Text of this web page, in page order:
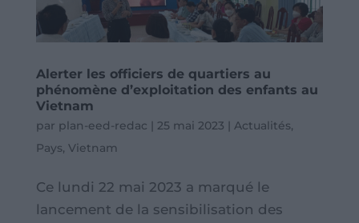
Alerter les officiers de quartiers au
phénomène d’exploitation des enfants au
Vietnam
par plan-eed-redac | 25 mai 2023 | Actualités,
Pays, Vietnam
Ce lundi 22 mai 2023 a marqué le
lancement de la sensibilisation des